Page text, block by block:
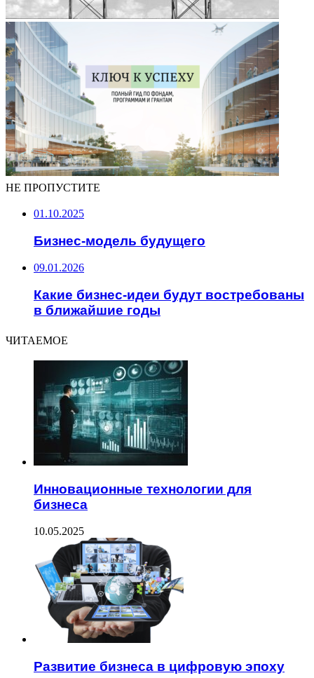
НЕ ПРОПУСТИТЕ
01.10.2025
Бизнес-модель будущего
09.01.2026
Какие бизнес-идеи будут востребованы
в ближайшие годы
ЧИТАЕМОЕ
Инновационные технологии для
бизнеса
10.05.2025
Развитие бизнеса в цифровую эпоху